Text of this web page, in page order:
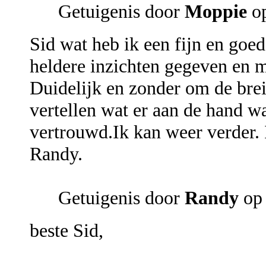
Getuigenis door Moppie
Sid wat heb ik een fijn en
heldere inzichten gegeven en
Duidelijk en zonder om de
vertellen wat er aan de hand
vertrouwd.Ik kan weer
Randy.
Getuigenis door Randy
beste Sid,